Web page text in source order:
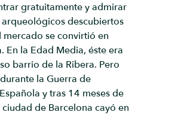
gratuitamente y admirar
arqueológicos descubiertos
mercado se convirtió en
En la Edad Media, éste era
barrio de la Ribera. Pero
la Guerra de
y tras 14 meses de
de Barcelona cayó en